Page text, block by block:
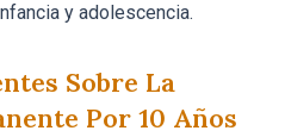
y adolescencia.
Sobre La
Por 10 Años